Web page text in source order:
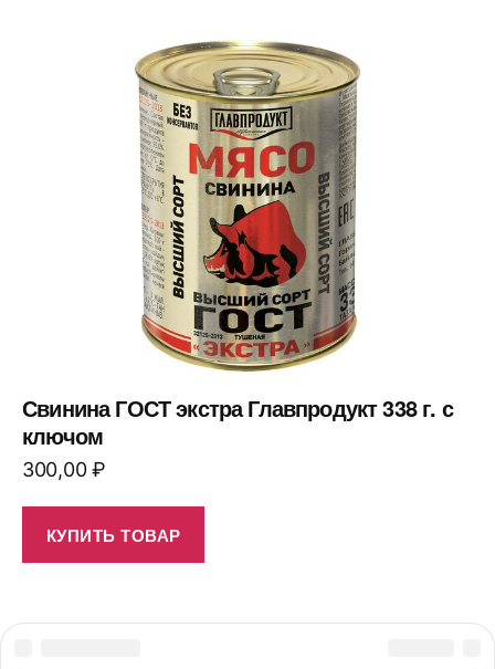
Свинина ГОСТ экстра Главпродукт 338 г. с
ключом
300,00₽
КУПИТЬ ТОВАР